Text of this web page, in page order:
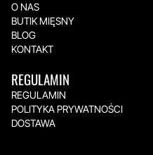
O NAS
BUTIK MIĘSNY
BLOG
KONTAKT
REGULAMIN
REGULAMIN
POLITYKA PRYWATNOŚCI
DOSTAWA